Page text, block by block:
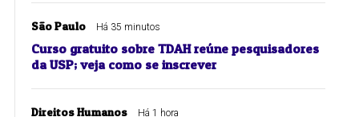
São Paulo Há 35 minutos
Curso gratuito sobre TDAH reúne pesquisadores
da USP; veja como se inscrever
Direitos Humanos Há 1 hora